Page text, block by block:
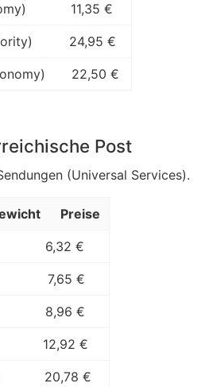
11,35 €
24,95 €
22,50 €
Post
(Universal Services).
Preise
6,32 €
7,65 €
8,96 €
12,92 €
20,78 €